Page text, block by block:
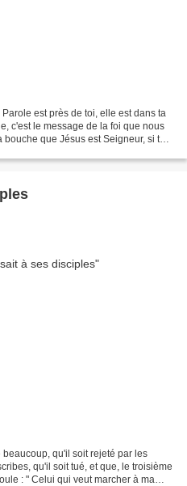
est près de toi, elle est dans ta
c'est le message de la foi que nous
que Jésus est Seigneur, si tu
qu'il soit rejeté par les
qu'il soit tué, et que, le troisième
: " Celui qui veut marcher à ma